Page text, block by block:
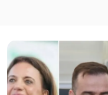
Todas as